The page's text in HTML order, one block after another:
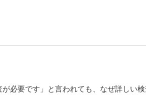
必要です」と言われても、なぜ詳しい